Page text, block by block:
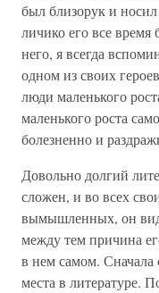
был близорук и
личико его все время
него, я всегда
одном из своих
люди маленького
маленького роста
болезненно и
Довольно долгий
сложен, и во всех
вымышленных, он
между тем причина
в нем самом. Сначала
места в литературе.